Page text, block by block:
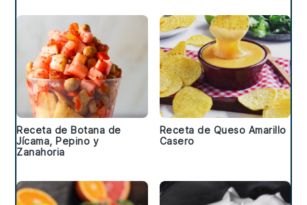
Receta de Botana de
Jícama, Pepino y
Zanahoria
Receta de Queso Amarillo
Casero